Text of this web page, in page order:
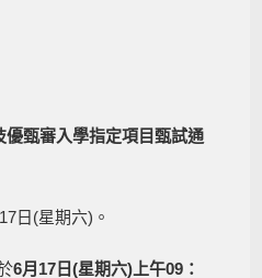
優甄審入學指定項目甄試通
日(星期六)。
6月17日(星期六)上午09：